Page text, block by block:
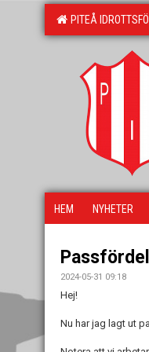
PITEÅ
HEM NYHETER
2024-05-31 09:18
Hej!
Nu har jag lagt ut